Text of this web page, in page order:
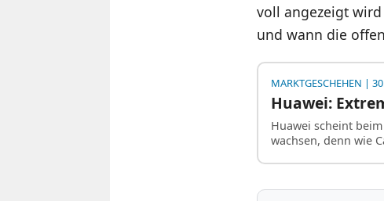
voll angezeigt
und wann die
MARKTGESCHEHEN |
Huawei:
Huawei scheint
wachsen, denn wie